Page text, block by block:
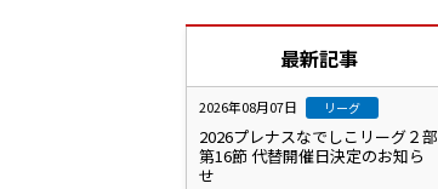
最新記事
2026年08月07日 リーグ
2026プレナスなでしこリーグ２部
第16節 代替開催日決定のお知ら
せ